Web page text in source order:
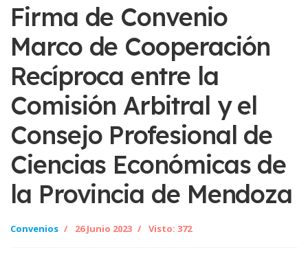
Firma de Convenio
Marco de Cooperación
Recíproca entre la
Comisión Arbitral y el
Consejo Profesional de
Ciencias Económicas de
la Provincia de Mendoza
Convenios 26 Junio 2023 Visto: 372